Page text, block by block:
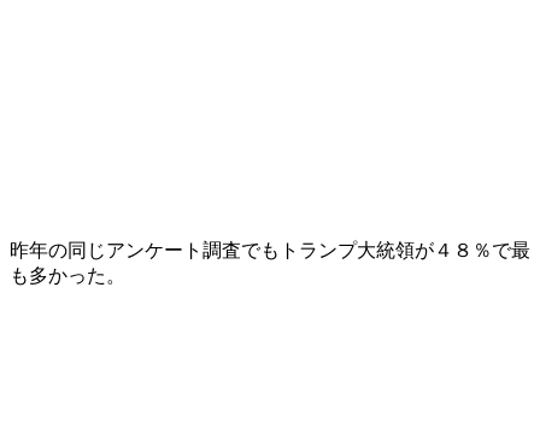
昨年の同じアンケート調査でもトランプ大統領が４８％で最
も多かった。